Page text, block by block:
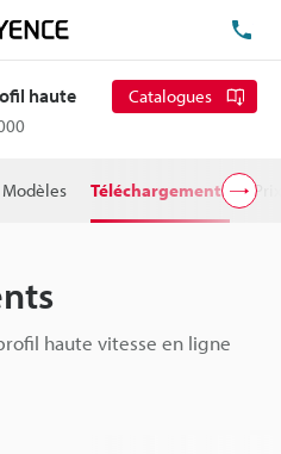
haute
Catalogues
Modèles Téléchargements Prix
haute vitesse en ligne